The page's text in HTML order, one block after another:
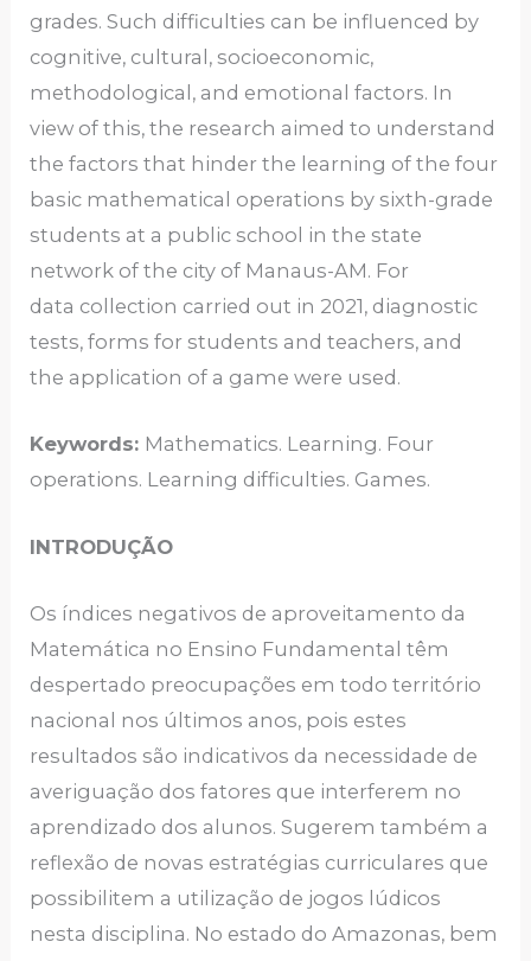
grades. Such difficulties can be influenced by
cognitive, cultural, socioeconomic,
methodological, and emotional factors. In
view of this, the research aimed to understand
the factors that hinder the learning of the four
basic mathematical operations by sixth-grade
students at a public school in the state
network of the city of Manaus-AM. For
data collection carried out in 2021, diagnostic
tests, forms for students and teachers, and
the application of a game were used.
Keywords: Mathematics. Learning. Four
operations. Learning difficulties. Games.
INTRODUÇÃO
Os índices negativos de aproveitamento da
Matemática no Ensino Fundamental têm
despertado preocupações em todo território
nacional nos últimos anos, pois estes
resultados são indicativos da necessidade de
averiguação dos fatores que interferem no
aprendizado dos alunos. Sugerem também a
reflexão de novas estratégias curriculares que
possibilitem a utilização de jogos lúdicos
nesta disciplina. No estado do Amazonas, bem